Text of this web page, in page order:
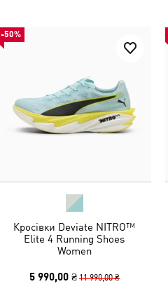
-50%
Кросівки Deviate NITRO™
Elite 4 Running Shoes
Women
5 990,00 ₴ 11 990,00 ₴